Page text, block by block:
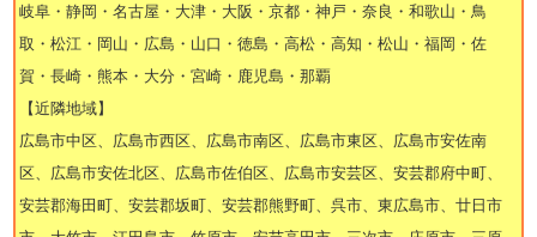
岐阜・静岡・名古屋・大津・大阪・京都・神戸・奈良・和歌山・鳥
取・松江・岡山・広島・山口・徳島・高松・高知・松山・福岡・佐
賀・長崎・熊本・大分・宮崎・鹿児島・那覇
【近隣地域】
広島市中区、広島市西区、広島市南区、広島市東区、広島市安佐南
区、広島市安佐北区、広島市佐伯区、広島市安芸区、安芸郡府中町、
安芸郡海田町、安芸郡坂町、安芸郡熊野町、呉市、東広島市、廿日市